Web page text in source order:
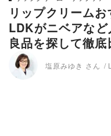
リップクリームお
LDKがニベアな
良品を探して徹底
塩原みゆき さん